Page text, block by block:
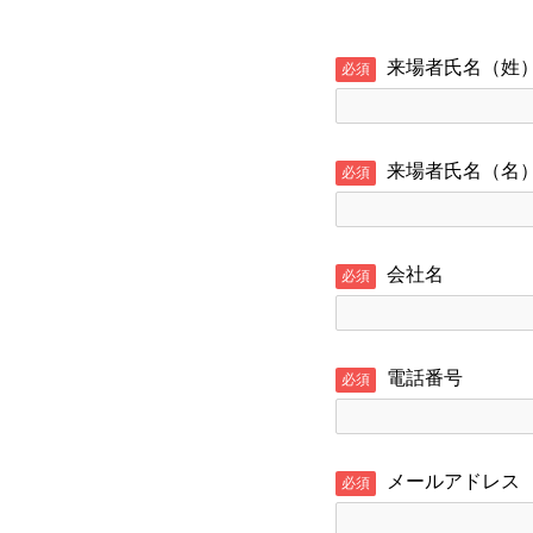
必須 来場者氏名（姓）
必須 来場者氏名（名）
必須 会社名
必須 電話番号
必須 メールアドレス